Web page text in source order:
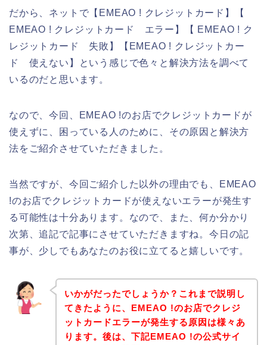
だから、ネットで【EMEAO ! クレジットカード】【
EMEAO ! クレジットカード エラー】【 EMEAO ! ク
レジットカード 失敗】【EMEAO ! クレジットカー
ド 使えない】という感じで色々と解決方法を調べて
いるのだと思います。
なので、今回、EMEAO !のお店でクレジットカードが
使えずに、困っている人のために、その原因と解決方
法をご紹介させていただきました。
当然ですが、今回ご紹介した以外の理由でも、EMEAO
!のお店でクレジットカードが使えないエラーが発生す
る可能性は十分あります。なので、また、何か分かり
次第、追記で記事にさせていただきますね。今日の記
事が、少しでもあなたのお役に立てると嬉しいです。
いかがだったでしょうか？これまで説明し
てきたように、EMEAO !のお店でクレジ
ットカードエラーが発生する原因は様々あ
ります。後は、下記EMEAO !の公式サイ